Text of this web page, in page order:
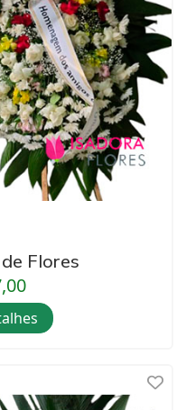
Flores